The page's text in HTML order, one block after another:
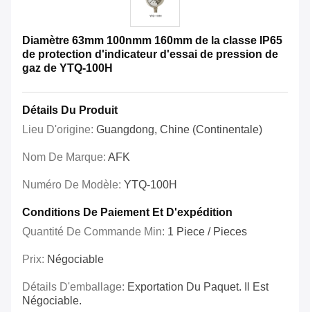
Diamètre 63mm 100nmm 160mm de la classe IP65
de protection d'indicateur d'essai de pression de
gaz de YTQ-100H
Détails Du Produit
Lieu D'origine: Guangdong, Chine (continentale)
Nom De Marque: AFK
Numéro De Modèle: YTQ-100H
Conditions De Paiement Et D'expédition
Quantité De Commande Min: 1 Piece / Pieces
Prix: Négociable
Détails D'emballage: Exportation Du Paquet. Il Est
Négociable.